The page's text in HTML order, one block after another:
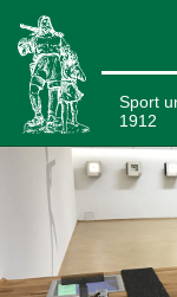
Sport
1912